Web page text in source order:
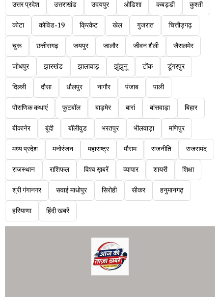
उत्तर प्रदेश उत्तराखंड उदयपुर ओडिशा कबड्डी कुश्ती
कोटा कोविड-19 क्रिकेट खेल गुजरात चित्तौड़गढ़
चुरू छत्तीसगढ़ जयपुर जालौर जीवन शैली जैसलमेर
जोधपुर झारखंड झालावाड़ झुंझुनू टोंक डूंगरपुर
दिल्ली दौसा धौलपुर नागौर पंजाब पाली
पौराणिक कथाएं फुटबॉल बाड़मेर बारां बांसवाड़ा बिहार
बीकानेर बूंदी बॉलीवुड भरतपुर भीलवाड़ा मणिपुर
मध्य प्रदेश मनोरंजन महाराष्ट्र मौसम राजनीति राजसमंद
राजस्थान राशिफल विश्व ख़बरें व्यापार शायरी शिक्षा
श्री गंगानगर सवाई माधोपुर सिरोही सीकर हनुमानगढ़
हरियाणा हिंदी खबरें